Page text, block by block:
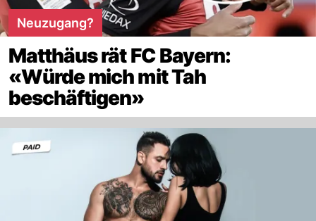
Neuzugang?
Matthäus rät FC Bayern:
«Würde mich mit Tah
beschäftigen»